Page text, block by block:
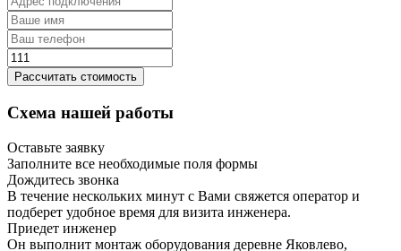
Рассчитать стоимость
Схема нашей работы
Оставьте заявку
Заполните все необходимые поля формы
Дождитесь звонка
В течение нескольких минут с Вами свяжется оператор и
подберет удобное время для визита инженера.
Приедет инженер
Он выполнит монтаж оборудования деревне Яковлево,